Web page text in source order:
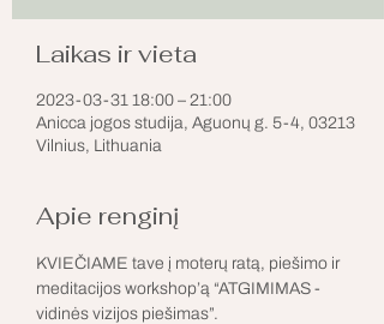
Laikas ir vieta
2023-03-31 18:00 – 21:00
Anicca jogos studija, Aguonų g. 5-4, 03213
Vilnius, Lithuania
Apie renginį
KVIEČIAME tave į moterų ratą, piešimo ir
meditacijos workshop’ą “ATGIMIMAS -
vidinės vizijos piešimas”.